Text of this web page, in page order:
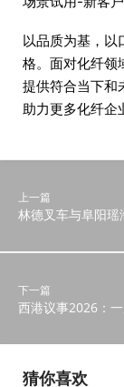
以品质为基，以
格。面对化纤领
提供符合当下和
助力更多化纤企
上一篇
林德叉车与阜阳
下一篇
西港议事2026：
猜你喜欢